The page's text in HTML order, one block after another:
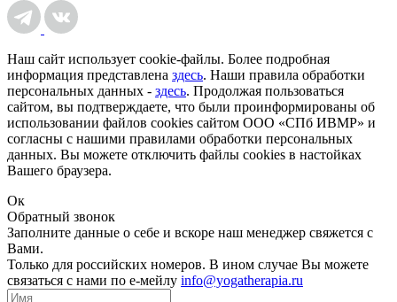
Наш сайт использует cookie-файлы. Более подробная
информация представлена здесь. Наши правила обработки
персональных данных - здесь. Продолжая пользоваться
сайтом, вы подтверждаете, что были проинформированы об
использовании файлов cookies сайтом ООО «СПб ИВМР» и
согласны с нашими правилами обработки персональных
данных. Вы можете отключить файлы cookies в настойках
Вашего браузера.
Ок
Обратный звонок
Заполните данные о себе и вскоре наш менеджер свяжется с
Вами.
Только для российских номеров. В ином случае Вы можете
связаться с нами по е-мейлу info@yogatherapia.ru